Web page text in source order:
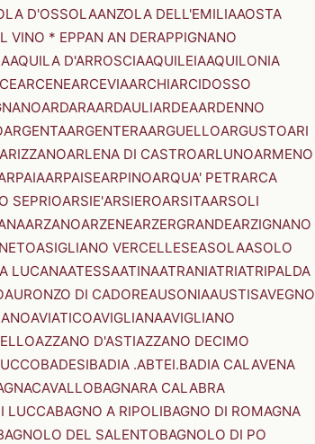
D'OSSOLAANZOLA DELL'EMILIAAOSTA
VINO * EPPAN AN DERAPPIGNANO
AQUILA D'ARROSCIAAQUILEIAAQUILONIA
ARCENEARCEVIAARCHIARCIDOSSO
ARDARAARDAULIARDEAARDENNO
ARGENTAARGENTERAARGUELLOARGUSTOARI
ARIZZANOARLENA DI CASTROARLUNOARMENO
ARPAISEARPINOARQUA' PETRARCA
SEPRIOARSIE'ARSIEROARSITAARSOLI
ARZANOARZENEARZERGRANDEARZIGNANO
ASIGLIANO VERCELLESEASOLAASOLO
LUCANAATESSAATINAATRANIATRIATRIPALDA
AURONZO DI CADOREAUSONIAAUSTISAVEGNO
AVIATICOAVIGLIANAAVIGLIANO
AZZANO D'ASTIAZZANO DECIMO
BADESIBADIA .ABTEI.BADIA CALAVENA
BAGNARA CALABRA
LUCCABAGNO A RIPOLIBAGNO DI ROMAGNA
DEL SALENTOBAGNOLO DI PO